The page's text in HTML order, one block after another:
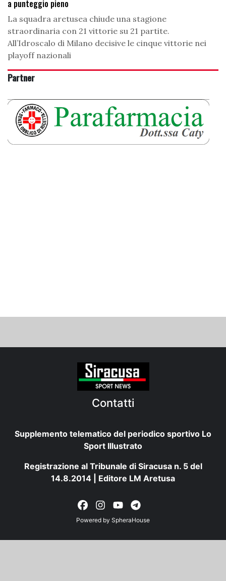
a punteggio pieno
La squadra aretusea chiude una stagione
straordinaria con 21 vittorie su 21 partite.
All’Idroscalo di Milano decisive le cinque vittorie nei
playoff nazionali
Partner
Contatti
Supplemento telematico del periodico sportivo Lo
Sport Illustrato
Registrazione al Tribunale di Siracusa n. 5 del
14.8.2014 | Editore LM Aretusa
Powered by SpheraHouse